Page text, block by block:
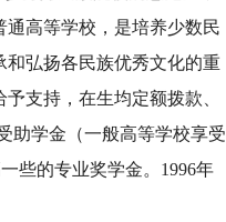
高等学校，是培养少数民
弘扬各民族优秀文化的重
支持，在生均定额拨款、
助学金（一般高等学校享受
些的专业奖学金。1996年